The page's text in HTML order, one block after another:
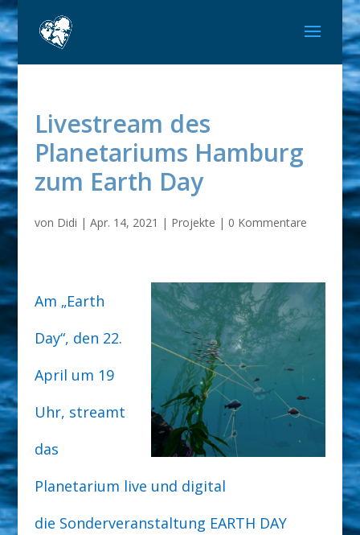
Livestream des
Planetariums Hamburg
zum Earth Day
von Didi | Apr. 14, 2021 | Projekte | 0 Kommentare
Am „Earth
Day“, den 22.
April um 19
Uhr, streamt
das
Planetarium live und digital
die Sonderveranstaltung EARTH DAY